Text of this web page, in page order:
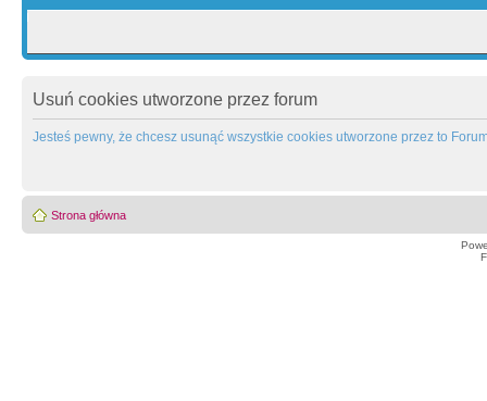
Usuń cookies utworzone przez forum
Jesteś pewny, że chcesz usunąć wszystkie cookies utworzone przez to
Strona główna